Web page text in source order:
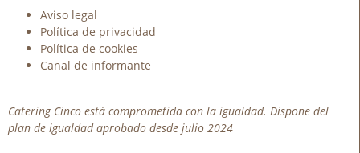
Aviso legal
Política de privacidad
Política de cookies
Canal de informante
Catering Cinco está comprometida con la igualdad. Dispone del
plan de igualdad aprobado desde julio 2024